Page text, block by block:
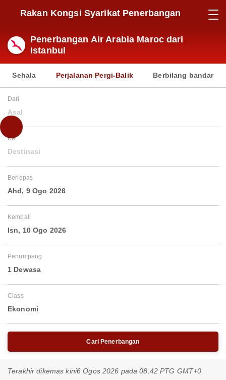
Rakan Kongsi Syarikat Penerbangan
Penerbangan Air Arabia Maroc dari
Istanbul
Sehala Perjalanan Pergi-Balik Berbilang bandar
Dari
Asal
Ke
Destinasi
Berlepas
Ahd, 9 Ogo 2026
Kembali
Isn, 10 Ogo 2026
Penumpang
1 Dewasa
Class
Ekonomi
Cari Penerbangan
Terakhir dikemas kini6 Ogos 2026 pada 08:42 PTG GMT+0